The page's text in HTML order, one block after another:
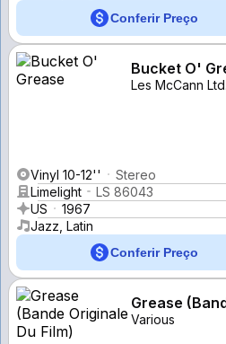
Conferir Preço
Bucket O'
Les McCann Ltd.
Vinyl 10-12''
Stereo
Limelight
LS 86043
US
1967
Jazz, Latin
Conferir Preço
Grease
Various